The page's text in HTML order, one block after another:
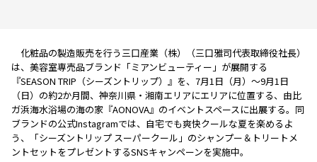
化粧品の製造販売を行う三口産業（株）（三口雅司代表取締役社長）
は、美容室専売品ブランド「ミアンビューティー」が展開する
『SEASON TRIP（シーズントリップ）』を、7月1日（月）～9月1日
（日）の約2か月間、神奈川県・湘南エリアにエリアに位置する、由比
ガ浜海水浴場の海の家『AONOVA』のイベントスペースに出展する。同
ブランドの公式Instagramでは、自宅でも爽快クールな夏を楽めるよ
う、「シーズントリップ スーパークール」のシャンプー＆トリートメ
ントセットをプレゼントするSNSキャンペーンを実施中。